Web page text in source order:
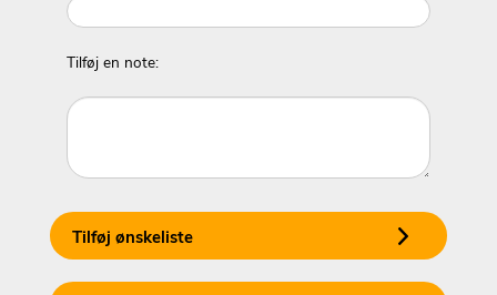
Tilføj en note:
Tilføj ønskeliste